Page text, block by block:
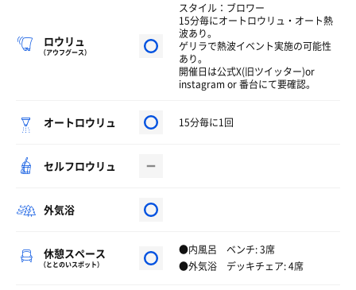
ロウリュ
（アウフグース）
スタイル：ブロワー
15分毎にオートロウリュ・オート熱
波あり。
ゲリラで熱波イベント実施の可能性
あり。
開催日は公式X(旧ツイッター)or
instagram or 番台にて要確認。
オートロウリュ 15分毎に1回
セルフロウリュ
外気浴
休憩スペース
（ととのいスポット）
●内風呂 ベンチ: 3席
●外気浴 デッキチェア: 4席